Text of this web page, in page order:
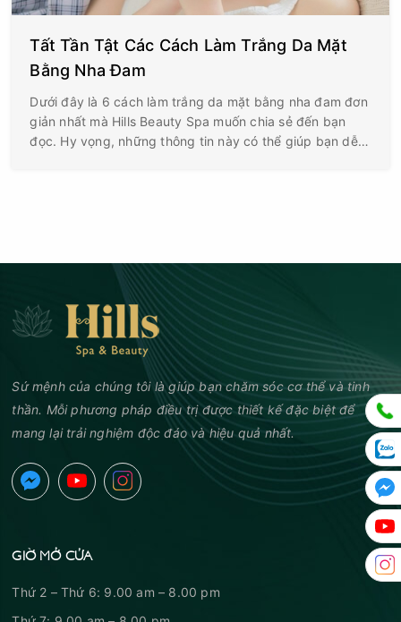
Tất Tần Tật Các Cách Làm Trắng Da Mặt
Bằng Nha Đam
Dưới đây là 6 cách làm trắng da mặt bằng nha đam đơn
giản nhất mà Hills Beauty Spa muốn chia sẻ đến bạn
đọc. Hy vọng, những thông tin này có thể giúp bạn dễ
Sứ mệnh của chúng tôi là giúp bạn chăm sóc cơ thể và tinh
thần. Mỗi phương pháp điều trị được thiết kế đặc biệt để
mang lại trải nghiệm độc đáo và hiệu quả nhất.
GIỜ MỞ CỬA
Thứ 2 – Thứ 6: 9.00 am – 8.00 pm